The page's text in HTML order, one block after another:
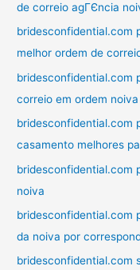
de correio agГЄncia
bridesconfidential.com
melhor ordem de
bridesconfidential.com
correio em ordem noiva
bridesconfidential.com
casamento melhores
bridesconfidential.com
noiva
bridesconfidential.com
da noiva por
bridesconfidential.com